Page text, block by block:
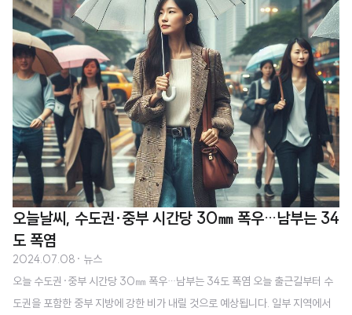
오늘날씨, 수도권·중부 시간당 30㎜ 폭우…남부는 34
도 폭염
2024.07.08 · 뉴스
오늘 수도권·중부 시간당 30㎜ 폭우…남부는 34도 폭염 오늘 출근길부터 수
도권을 포함한 중부 지방에 강한 비가 내릴 것으로 예상됩니다. 일부 지역에서